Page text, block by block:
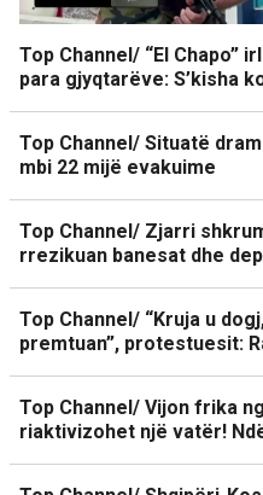
Top Channel/ “El Chapo”
para gjyqtarëve: S’kisha
Top Channel/ Situatë
mbi 22 mijë evakuime
Top Channel/ Zjarri
rrezikuan banesat dhe
Top Channel/ “Kruja u
premtuan”, protestuesit:
Top Channel/ Vijon frika
riaktivizohet një vatër!